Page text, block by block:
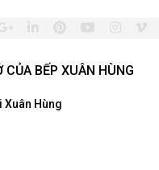
CỦA BẾP XUÂN HÙNG
Xuân Hùng